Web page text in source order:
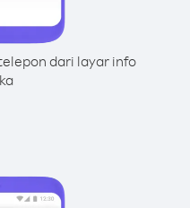
dari layar info